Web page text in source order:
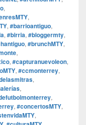
,
,
, #barrioantiguo,
, #birria, #bloggermty,
, #brunchMTY,
,
, #capturanuevoleon,
, #ccmonterrey,
,
,
,
, #concertosMTY,
,